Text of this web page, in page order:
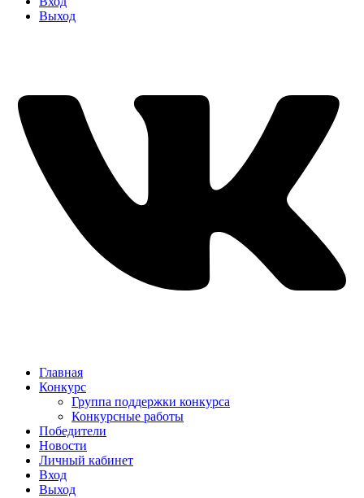
Выход
Главная
Конкурс
Группа поддержки конкурса
Конкурсные работы
Победители
Новости
Личный кабинет
Вход
Выход